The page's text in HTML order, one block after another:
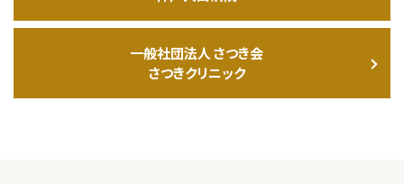
一般社団法人 さつき会
さつきクリニック